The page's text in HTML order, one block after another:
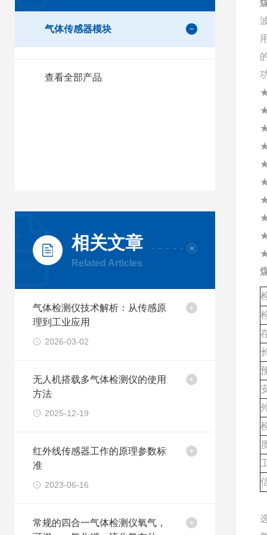
气体传感器模块
查看全部产品
相关文章
Related Articles
气体检测仪技术解析：从传感原
理到工业应用
2026-03-02
无人机搭载多气体检测仪的使用
方法
2025-12-19
红外线传感器工作的原理参数标
准
2023-06-16
常规的四合一气体检测仪氧气，